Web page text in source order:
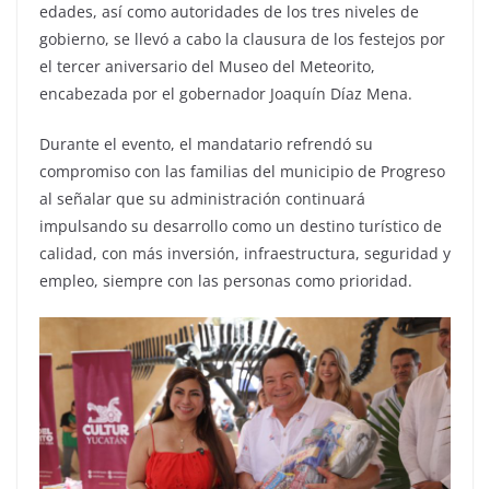
edades, así como autoridades de los tres niveles de
gobierno, se llevó a cabo la clausura de los festejos por
el tercer aniversario del Museo del Meteorito,
encabezada por el gobernador Joaquín Díaz Mena.
Durante el evento, el mandatario refrendó su
compromiso con las familias del municipio de Progreso
al señalar que su administración continuará
impulsando su desarrollo como un destino turístico de
calidad, con más inversión, infraestructura, seguridad y
empleo, siempre con las personas como prioridad.